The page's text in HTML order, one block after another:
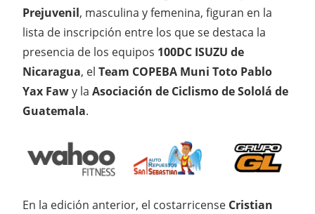
Prejuvenil, masculina y femenina, figuran en la
lista de inscripción entre los que se destaca la
presencia de los equipos 100DC ISUZU de
Nicaragua, el Team COPEBA Muni Toto Pablo
Yax Fawy la Asociación de Ciclismo de Sololá de
Guatemala.
En la edición anterior, el costarricense Cristian